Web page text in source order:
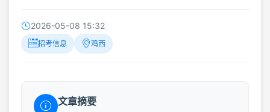
2026-05-08 15:32
招考信息 鸡西
文章摘要